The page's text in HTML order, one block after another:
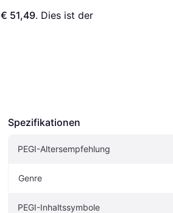
€ 51,49. Dies ist der
Spezifikationen
PEGI-Altersempfehlung
Genre
PEGI-Inhaltssymbole